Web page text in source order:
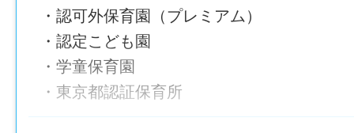
＜大津市＞
HOPPA瀬田駅園 520-2153 滋賀県大津市
HOPPA大将軍 520-2145 滋賀県大津市大
HOPPA大将軍なごみ 520-2145 滋賀県大
・認可外保育園（プレミアム）
・認定こども園
・学童保育園
・東京都認証保育所